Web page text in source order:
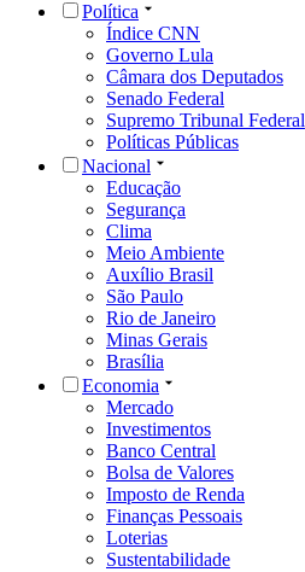
Política
Índice CNN
Governo Lula
Câmara dos Deputados
Senado Federal
Supremo Tribunal Federal
Políticas Públicas
Nacional
Educação
Segurança
Clima
Meio Ambiente
Auxílio Brasil
São Paulo
Rio de Janeiro
Minas Gerais
Brasília
Economia
Mercado
Investimentos
Banco Central
Bolsa de Valores
Imposto de Renda
Finanças Pessoais
Loterias
Sustentabilidade